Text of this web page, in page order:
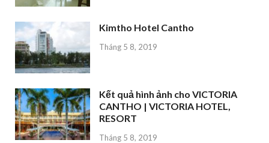
Kimtho Hotel Cantho
Tháng 5 8, 2019
Kết quả hình ảnh cho VICTORIA
CANTHO | VICTORIA HOTEL,
RESORT
Tháng 5 8, 2019